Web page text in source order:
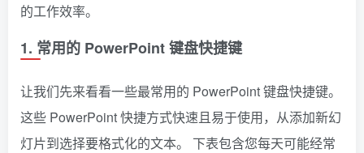
的工作效率。
1. 常用的 PowerPoint 键盘快捷键
让我们先来看看一些最常用的 PowerPoint 键盘快捷键。
这些 PowerPoint 快捷方式快速且易于使用，从添加新幻
灯片到选择要格式化的文本。 下表包含您每天可能经常